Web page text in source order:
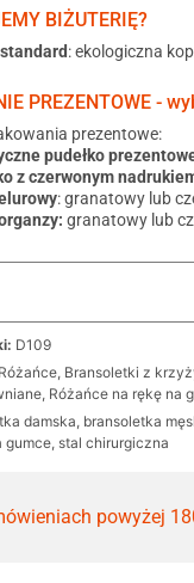
BIŻUTERIĘ?
: ekologiczna
PREZENTOWE -
prezentowe:
pudełko
z czerwonym
: granatowy lub
granatowy lub
D109
Bransoletki z
, Różańce na rękę na
damska, bransoletka
gumce, stal chirurgiczna
powyżej